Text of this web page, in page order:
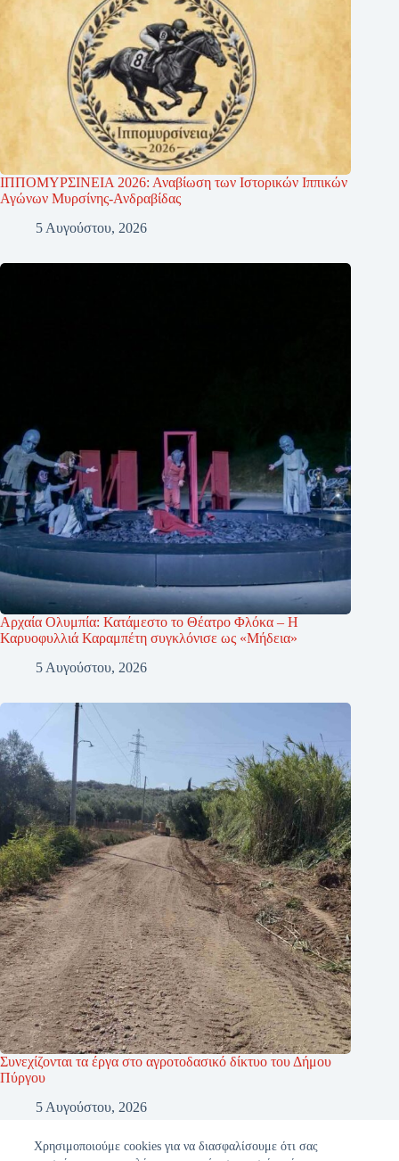
Χρησιμοποιούμε cookies για να διασφαλίσουμε ότι σας
ΙΠΠΟΜΥΡΣΙΝΕΙΑ 2026: Αναβίωση των Ιστορικών Ιππικών
Αγώνων Μυρσίνης-Ανδραβίδας
5 Αυγούστου, 2026
Αρχαία Ολυμπία: Κατάμεστο το Θέατρο Φλόκα – Η
Καρυοφυλλιά Καραμπέτη συγκλόνισε ως «Μήδεια»
5 Αυγούστου, 2026
Συνεχίζονται τα έργα στο αγροτοδασικό δίκτυο του Δήμου
Πύργου
5 Αυγούστου, 2026